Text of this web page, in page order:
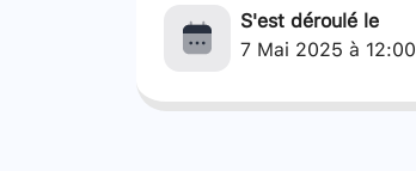
S'est déroulé le
7 Mai 2025 à 12:00